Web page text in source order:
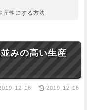
性にする方法」
みの高い生産
12-16 2019-12-16